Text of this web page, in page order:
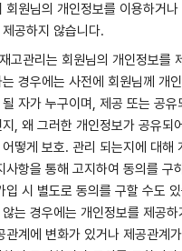
회원님의 개인정보를 이용하거
공하지 않습니다.
고관리는 회원님의 개인정보를
경우에는 사전에 회원님께 개
자가 누구이며, 제공 또는 공유
, 왜 그러한 개인정보가 공유되
떻게 보호. 관리 되는지에 대해
사항을 통해 고지하여 동의를 구
입 시 별도로 동의를 구할 수도
는 경우에는 개인정보를 제공
관계에 변화가 있거나 제공관계